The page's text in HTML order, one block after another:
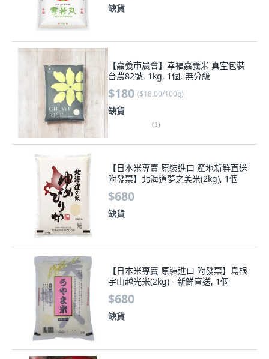
缺貨
【嘉義市農會】幸福嘉義米 真空包裝
台農82號, 1kg, 1個, 無分級
$180 ($18.00/100g)
缺貨
(1)
【日本米專賣 原裝進口 產地新鮮直送
附發票】北海道夢之美米(2kg), 1個
$680
缺貨
【日本米專賣 原裝進口 附發票】島根
宇山越光米(2kg) - 新鮮直送, 1個
$680
缺貨